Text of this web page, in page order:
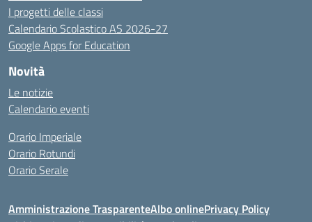
I progetti delle classi
Calendario Scolastico AS 2026-27
Google Apps for Education
Novità
Le notizie
Calendario eventi
Orario Imperiale
Orario Rotundi
Orario Serale
Amministrazione TrasparenteAlbo onlinePrivacy Policy